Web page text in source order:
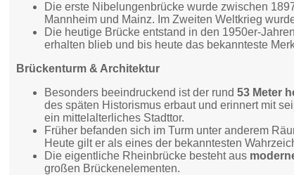
Die erste Nibelungenbrücke wurde zwischen
Mannheim und Mainz. Im Zweiten Weltkrieg
Die heutige Brücke entstand in den 1950er-
erhalten blieb und bis heute das bekannteste
Brückenturm & Architektur
Besonders beeindruckend ist der rund53 Meter
des späten Historismus erbaut und erinnert mit
ein mittelalterliches Stadttor.
Früher befanden sich im Turm unter anderem
Heute gilt er als eines der bekanntesten
Die eigentliche Rheinbrücke besteht aus
großen Brückenelementen.